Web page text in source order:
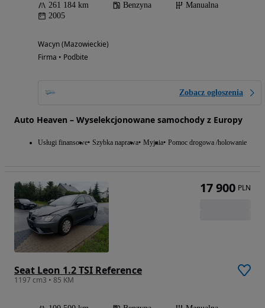
261 184 km Benzyna
Manualna
2005
Wacyn (Mazowieckie)
Firma • Podbite
Zobacz ogłoszenia
Auto Heaven – Wyselekcjonowane samochody z Europy
Usługi finansowe Szybka naprawa Myjnia Pomoc drogowa /holowanie
Seat Leon 1.2 TSI Reference
1197 cm3 • 85 KM
17 900 PLN